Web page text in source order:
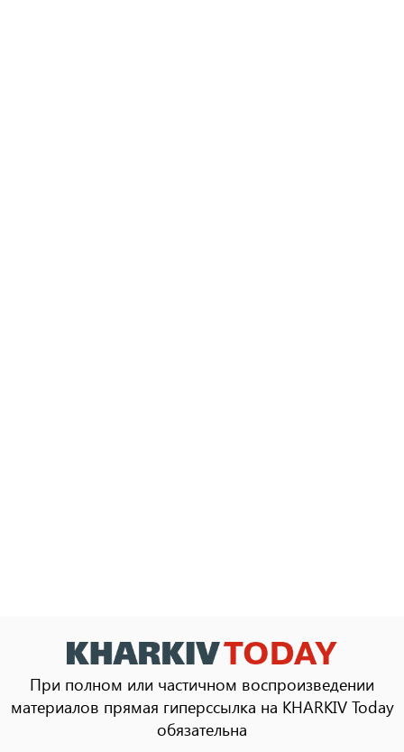
При полном или частичном воспроизведении
материалов прямая гиперссылка на KHARKIV Today
обязательна